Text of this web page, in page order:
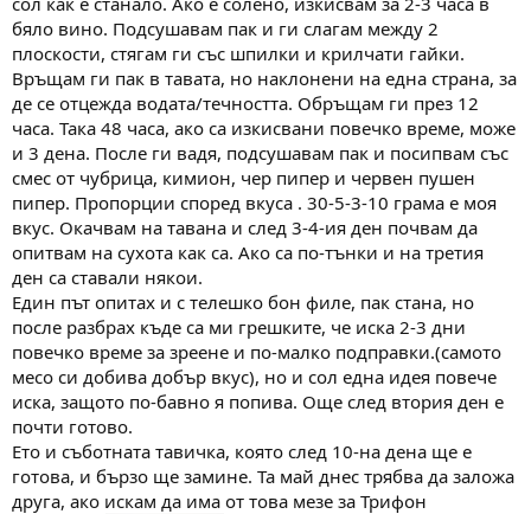
бяло вино. Подсушавам пак и ги слагам между 2
плоскости, стягам ги със шпилки и крилчати гайки.
Връщам ги пак в тавата, но наклонени на една страна, за
де се отцежда водата/течността. Обръщам ги през 12
часа. Така 48 часа, ако са изкисвани повечко време, може
и 3 дена. После ги вадя, подсушавам пак и посипвам със
смес от чубрица, кимион, чер пипер и червен пушен
пипер. Пропорции според вкуса . 30-5-3-10 грама е моя
вкус. Окачвам на тавана и след 3-4-ия ден почвам да
опитвам на сухота как са. Ако са по-тънки и на третия
ден са ставали някои.
Един път опитах и с телешко бон филе, пак стана, но
после разбрах къде са ми грешките, че иска 2-3 дни
повечко време за зреене и по-малко подправки.(самото
месо си добива добър вкус), но и сол една идея повече
иска, защото по-бавно я попива. Още след втория ден е
почти готово.
Ето и съботната тавичка, която след 10-на дена ще е
готова, и бързо ще замине. Та май днес трябва да заложа
друга, ако искам да има от това мезе за Трифон